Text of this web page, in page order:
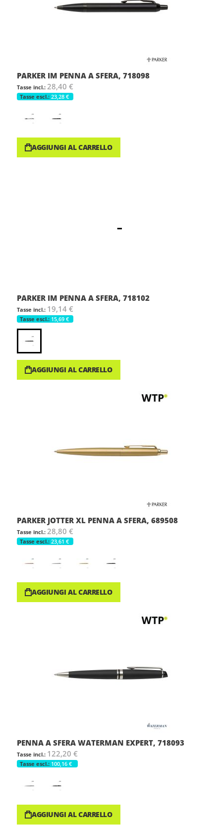
PARKER IM PENNA A SFERA, 718098
28,40 €
23,28 €
AGGIUNGI AL CARRELLO
PARKER IM PENNA A SFERA, 718102
19,14 €
15,69 €
AGGIUNGI AL CARRELLO
PARKER JOTTER XL PENNA A SFERA, 689508
28,80 €
23,61 €
AGGIUNGI AL CARRELLO
PENNA A SFERA WATERMAN EXPERT, 718093
122,20 €
100,16 €
AGGIUNGI AL CARRELLO